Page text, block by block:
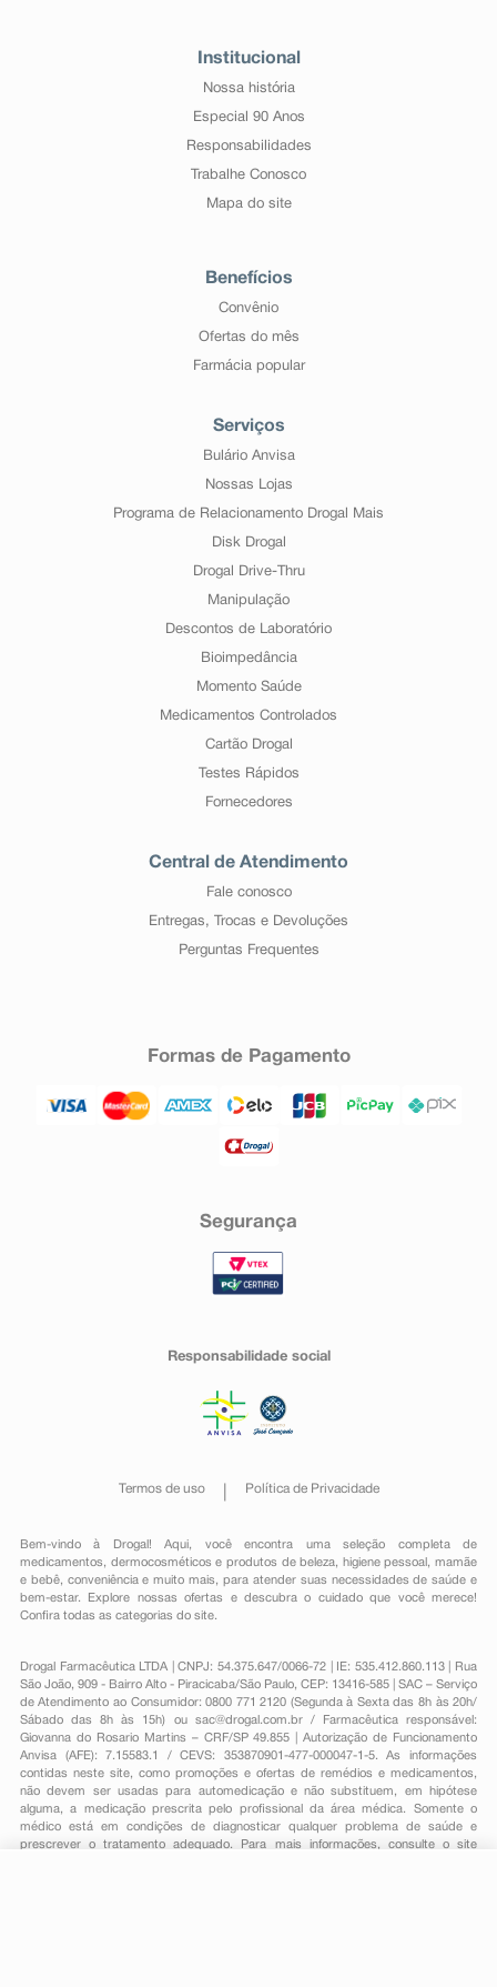
Institucional
Nossa história
Especial 90 Anos
Responsabilidades
Trabalhe Conosco
Mapa do site
Benefícios
Convênio
Ofertas do mês
Farmácia popular
Serviços
Bulário Anvisa
Nossas Lojas
Programa de Relacionamento Drogal Mais
Disk Drogal
Drogal Drive-Thru
Manipulação
Descontos de Laboratório
Bioimpedância
Momento Saúde
Medicamentos Controlados
Cartão Drogal
Testes Rápidos
Fornecedores
Central de Atendimento
Fale conosco
Entregas, Trocas e Devoluções
Perguntas Frequentes
Formas de Pagamento
Segurança
Responsabilidade social
Termos de uso Política de Privacidade
Bem-vindo à Drogal! Aqui, você encontra uma seleção completa de
medicamentos , dermocosméticos e produtos de beleza, higiene pessoal ,mamãe
e bebê, conveniênciae muito mais, para atender suas necessidades de saúde e
bem-estar. Explore nossas ofertas e descubra o cuidado que você merece!
Confira todas as categorias do site.
Drogal Farmacêutica LTDA | CNPJ: 54.375.647/0066-72 | IE: 535.412.860.113 | Rua
São João, 909 - Bairro Alto - Piracicaba/São Paulo, CEP: 13416-585 | SAC – Serviço
de Atendimento ao Consumidor: 0800 771 2120 (Segunda à Sexta das 8h às 20h/
Sábado das 8h às 15h) ou sac@drogal.com.br/ Farmacêutica responsável:
Giovanna do Rosario Martins – CRF/SP 49.855 | Autorização de Funcionamento
Anvisa (AFE): 7.15583.1 / CEVS: 353870901-477-000047-1-5. As informações
contidas neste site, como promoções e ofertas de remédios e medicamentos,
não devem ser usadas para automedicação e não substituem, em hipótese
alguma, a medicação prescrita pelo profissional da área médica. Somente o
médico está em condições de diagnosticar qualquer problema de saúde e
prescrever o tratamento adequado. Para mais informações, consulte o site